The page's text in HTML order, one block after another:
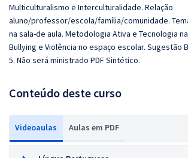
Multiculturalismo e Interculturalidade. Relação
aluno/professor/escola/família/comunidade.
na sala-de aula. Metodologia Ativa e Tecnologia
Bullying e Violência no espaço escolar. Sugestão
5. Não será ministrado PDF Sintético.
Conteúdo deste curso
Videoaulas Aulas em PDF